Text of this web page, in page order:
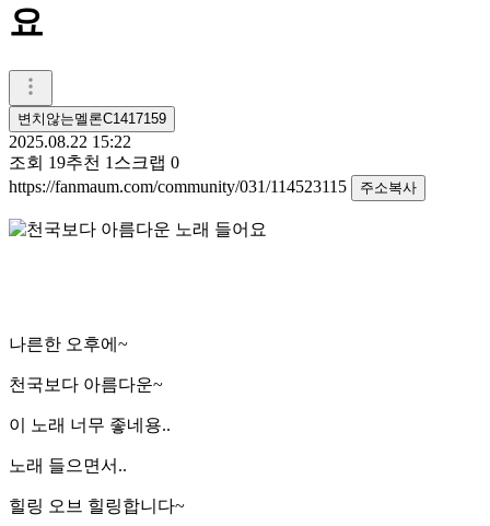
요
변치않는멜론C1417159
2025.08.22 15:22
조회 19추천 1 스크랩 0
https://fanmaum.com/community/031/114523115
주소복사
나른한 오후에~
천국보다 아름다운~
이 노래 너무 좋네용..
노래 들으면서..
힐링 오브 힐링합니다~